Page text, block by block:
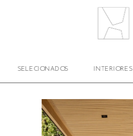
INTERIORES
SELECIONADOS